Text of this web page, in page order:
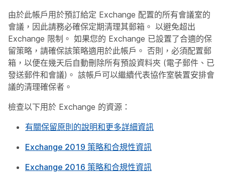
由於此帳戶用於預訂給定 Exchange 配置的所有會議室的
會議，因此請務必確保定期清理其郵箱。 以避免超出
Exchange 限制。 如果您的 Exchange 已設置了合適的保
留策略，請確保該策略適用於此帳戶。 否則，必須配置郵
箱，以便在幾天后自動刪除所有預設資料夾 (電子郵件、已
發送郵件和會議)。 該帳戶可以繼續代表協作室裝置安排會
議的清理確保者。
檢查以下用於 Exchange 的資源：
有關保留原則的說明和更多詳細資訊
Exchange 2019 策略和合規性資訊
Exchange 2016 策略和合規性資訊